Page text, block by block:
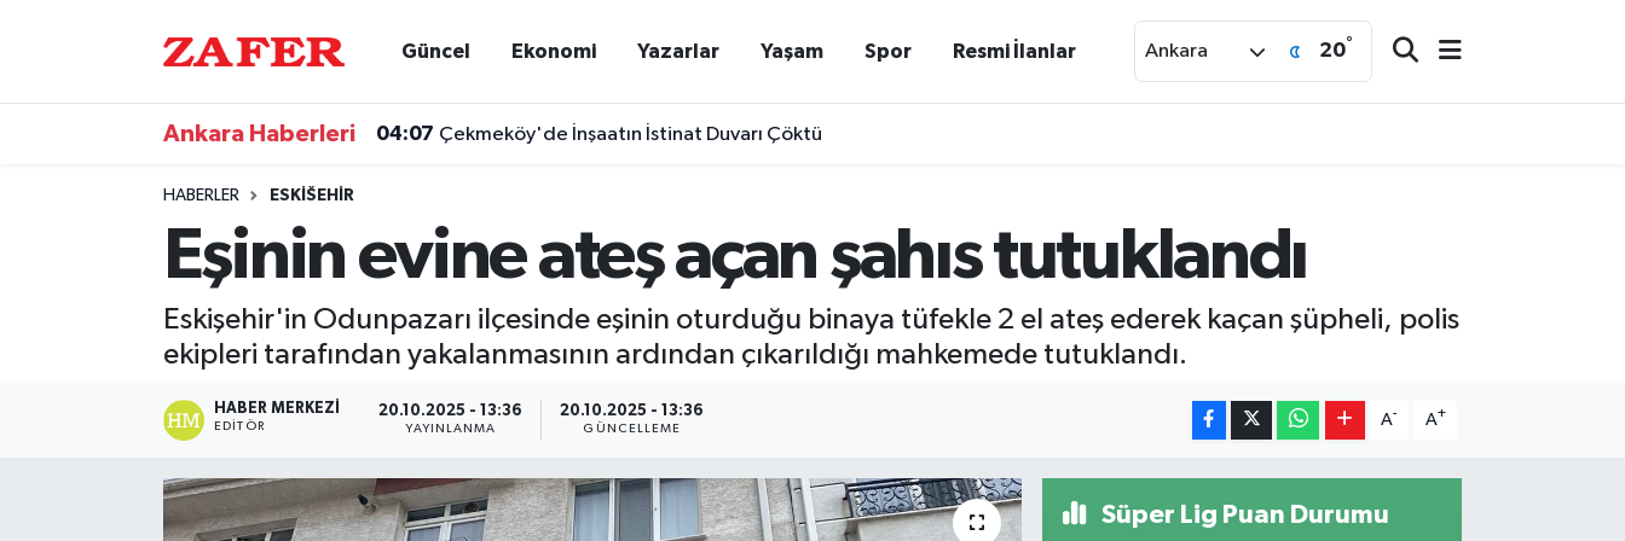
Güncel Ekonomi Yazarlar Yaşam Spor Resmi İlanlar Ankara 20°
Ankara Haberleri 04:07 Çekmeköy'de İnşaatın İstinat Duvarı Çöktü
HABERLER ESKIŠEHIR
Eşinin evine ateş açan şahıs tutuklandı
Eskişehir'in Odunpazarı ilçesinde eşinin oturduğu binaya tüfekle 2 el ateş ederek kaçan şüpheli, polis
ekipleri tarafından yakalanmasının ardından çıkarıldığı mahkemede tutuklandı.
HABER MERKEZI
EDITÖR
20.10.2025 - 13:36
YAYINLANMA
20.10.2025 - 13:36
GÜNCELLEME
A- A+
Süper Lig Puan Durumu
Trafik Durumu
Süper Lig Puan Durumu ve Fikstür
Tüm Manşetler
Haber Arşivi